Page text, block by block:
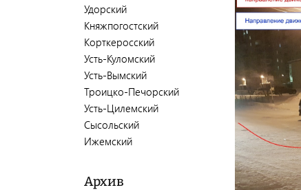
Удорский
Княжпогостский
Корткеросский
Усть-Куломский
Усть-Вымский
Троицко-Печорский
Усть-Цилемский
Сысольский
Ижемский
Архив